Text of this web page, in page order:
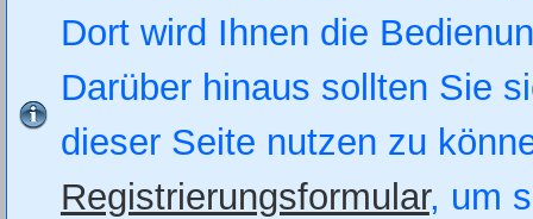
Dort wird Ihnen die
Darüber hinaus sollten Sie
dieser Seite nutzen zu
Registrierungsformular, um